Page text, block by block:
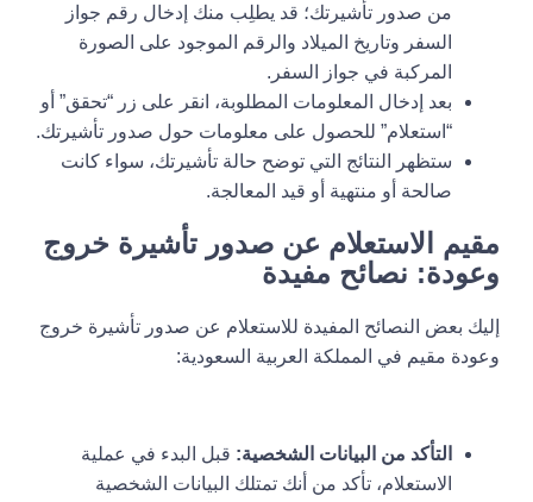
من صدور تأشيرتك؛ قد يطلِب منك إدخال رقم جواز
السفر وتاريخ الميلاد والرقم الموجود على الصورة
المركبة في جواز السفر.
بعد إدخال المعلومات المطلوبة، انقر على زر “تحقق” أو
“استعلام” للحصول على معلومات حول صدور تأشيرتك.
ستظهر النتائج التي توضح حالة تأشيرتك، سواء كانت
صالحة أو منتهية أو قيد المعالجة.
مقيم الاستعلام عن صدور تأشيرة خروج
وعودة: نصائح مفيدة
إليك بعض النصائح المفيدة للاستعلام عن صدور تأشيرة خروج
وعودة مقيم في المملكة العربية السعودية:
التأكد من البيانات الشخصية: قبل البدء في عملية
الاستعلام، تأكد من أنك تمتلك البيانات الشخصية